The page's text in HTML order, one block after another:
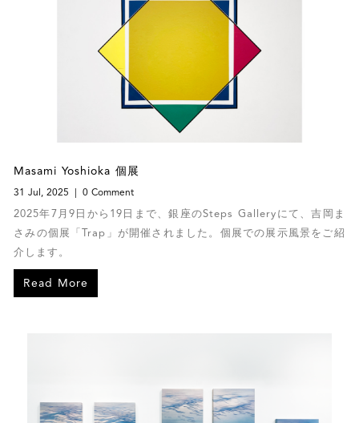
Masami Yoshioka 個展
31 Jul, 2025 0 Comment
2025年7月9日から19日まで、銀座のSteps Galleryにて、吉岡ま
さみの個展「Trap」 が開催されました。個展での展示風景をご紹
介します。
Read More